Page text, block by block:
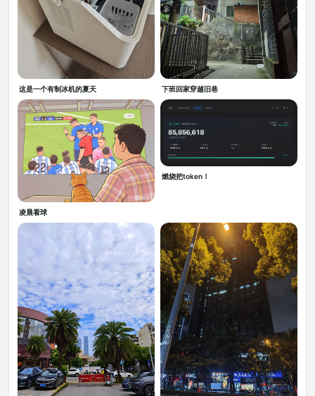
这是一个有制冰机的夏天 下班回家穿越旧巷
凌晨看球
燃烧把token！